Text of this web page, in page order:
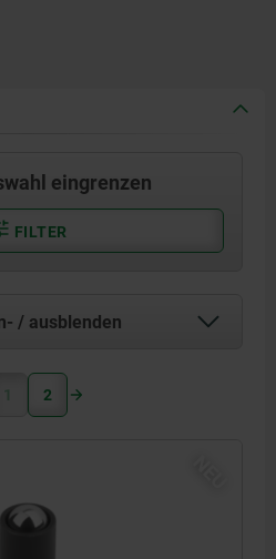
eingrenzen
FILTER
/ ausblenden
1 2